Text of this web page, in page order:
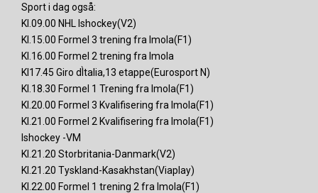
Sport i dag også:
Kl.09.00 NHL Ishockey(V2)
Kl.15.00 Formel 3 trening fra Imola(F1)
Kl.16.00 Formel 2 trening fra Imola
Kl17.45 Giro dÌtalia,13 etappe(Eurosport N)
Kl.18.30 Formel 1 Trening fra Imola(F1)
Kl.20.00 Formel 3 Kvalifisering fra Imola(F1)
Kl.21.00 Formel 2 Kvalifisering fra Imola(F1)
Ishockey -VM
Kl.21.20 Storbritania-Danmark(V2)
Kl.21.20 Tyskland-Kasakhstan(Viaplay)
Kl.22.00 Formel 1 trening 2 fra Imola(F1)